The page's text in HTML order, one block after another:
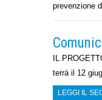
prevenzione
IL
terrà il 12
LEGGI IL